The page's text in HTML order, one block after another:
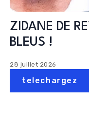
ZIDANE DE
BLEUS !
28 juillet 2026
telechargez